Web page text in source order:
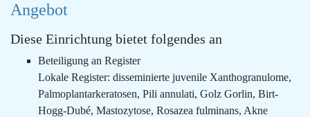
Angebot
Diese Einrichtung bietet folgendes an
Beteiligung an Register
Lokale Register: disseminierte juvenile Xanthogranulome,
Palmoplantarkeratosen, Pili annulati, Golz Gorlin, Birt-
Hogg-Dubé, Mastozytose, Rosazea fulminans, Akne